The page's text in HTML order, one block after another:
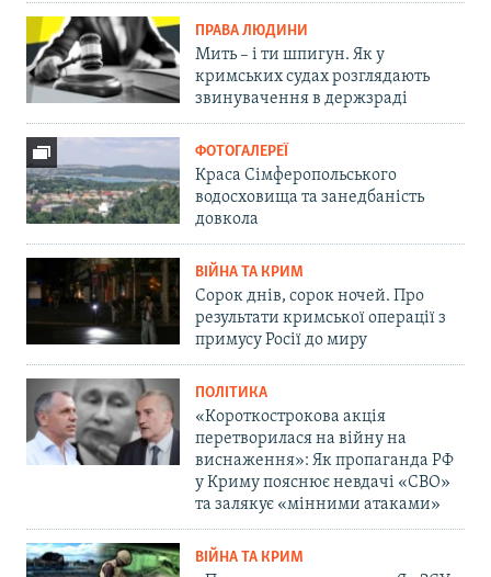
ПРАВА ЛЮДИНИ
Мить – і ти шпигун. Як у
кримських судах розглядають
звинувачення в держзраді
ФОТОГАЛЕРЕЇ
Краса Сімферопольського
водосховища та занедбаність
довкола
ВІЙНА ТА КРИМ
Сорок днів, сорок ночей. Про
результати кримської операції з
примусу Росії до миру
ПОЛІТИКА
«Короткострокова акція
перетворилася на війну на
виснаження»: Як пропаганда РФ
у Криму пояснює невдачі «СВО»
та залякує «мінними атаками»
ВІЙНА ТА КРИМ